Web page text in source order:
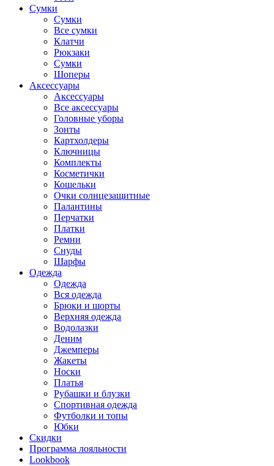
Сумки
Сумки
Все сумки
Клатчи
Рюкзаки
Сумки
Шоперы
Аксессуары
Аксессуары
Все аксессуары
Головные уборы
Зонты
Картхолдеры
Ключницы
Комплекты
Косметички
Кошельки
Очки солнцезащитные
Палантины
Перчатки
Платки
Ремни
Снуды
Шарфы
Одежда
Одежда
Вся одежда
Брюки и шорты
Верхняя одежда
Водолазки
Деним
Джемперы
Жакеты
Носки
Платья
Рубашки и блузки
Спортивная одежда
Футболки и топы
Юбки
Скидки
Программа лояльности
Lookbook